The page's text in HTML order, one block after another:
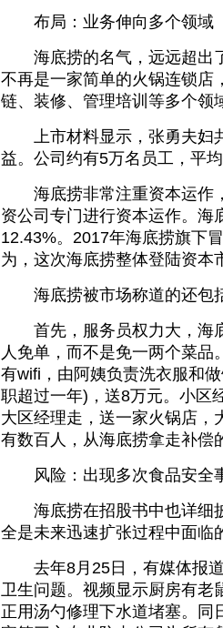
布局：业务伸向多个领域
海底捞的名气，远远超出
不再是一家简单的火锅连锁店
链、装修、管理培训等多个领
上市材料显示，张勇夫妇
益。公司约有5万名员工，平
海底捞非常注重资本运作
资公司专门进行资本运作。海
12.43%。2017年海底捞旗下
为，这次海底捞整体登陆资本
海底捞被市场称道的还包括
首先，服务员权力大，海
人免单，而不是免一两个菜品
有wifi，由阿姨负责洗衣服和
职超过一年)，送8万元。小区
大区经理走，送一家火锅店，
有数百人，从海底捞拿走补偿
风险：出现多次食品安全
海底捞在招股书中也详细
全是未来迅速扩张过程中面临
去年8月25日，有媒体报道
卫生问题。视频显示厨房有老
正用汤勺修理下水道堵塞。同